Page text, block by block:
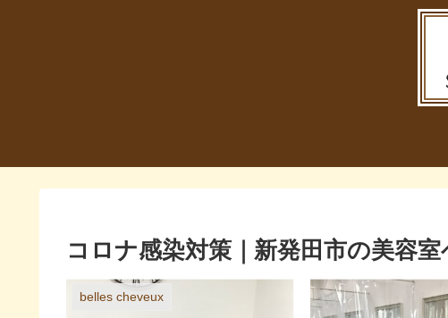
コロナ感染対策｜新発田市の美容
belles cheveux